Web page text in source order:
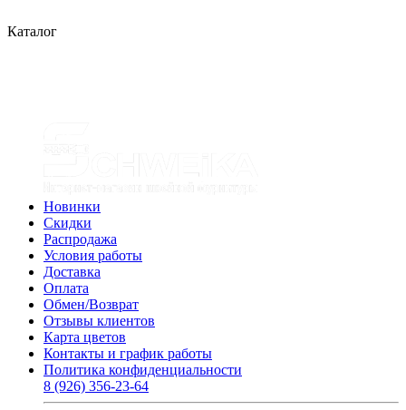
Каталог
Новинки
Скидки
Распродажа
Условия работы
Доставка
Оплата
Обмен/Возврат
Отзывы клиентов
Карта цветов
Контакты и график работы
Политика конфиденциальности
8 (926) 356-23-64